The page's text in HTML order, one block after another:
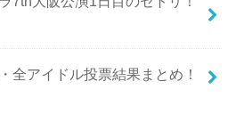
全アイドル投票結果まとめ！